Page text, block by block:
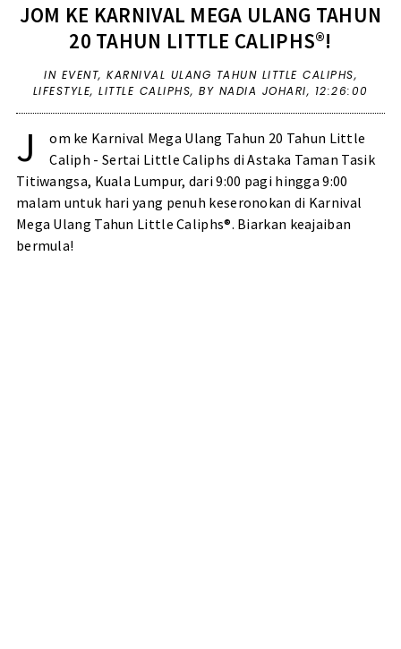
JOM KE KARNIVAL MEGA ULANG TAHUN
20 TAHUN LITTLE CALIPHS®!
IN EVENT, KARNIVAL ULANG TAHUN LITTLE CALIPHS,
LIFESTYLE, LITTLE CALIPHS, BY NADIA JOHARI, 12:26:00
J
om ke Karnival Mega Ulang Tahun 20 Tahun Little
Caliph - Sertai Little Caliphs di Astaka Taman Tasik
Titiwangsa, Kuala Lumpur, dari 9:00 pagi hingga 9:00
malam untuk hari yang penuh keseronokan di Karnival
Mega Ulang Tahun Little Caliphs®. Biarkan keajaiban
bermula!